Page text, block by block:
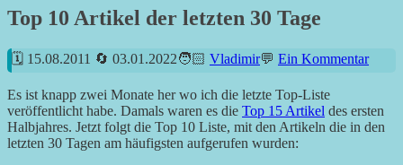
Top 10 Artikel der letzten 30 Tage
15.08.2011 03.01.2022 Vladimir Ein Kommentar
Es ist knapp zwei Monate her wo ich die letzte Top-Liste
veröffentlicht habe. Damals waren es die Top 15 Artikel des ersten
Halbjahres. Jetzt folgt die Top 10 Liste, mit den Artikeln die in den
letzten 30 Tagen am häufigsten aufgerufen wurden: